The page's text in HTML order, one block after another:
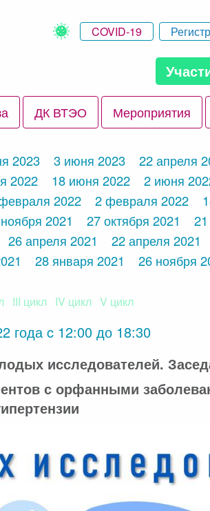
COVID-19
ДК ВТЭО Мероприятия
2023 3 июня 2023 22 апреля
2022 18 июня 2022 2 июня
2022 2 февраля 2022
2021 27 октября 2021
26 апреля 2021 22 апреля 2021
28 января 2021 26 ноября
III цикл IV цикл V цикл
года c 12:00 до 18:30
исследователей.
с орфанными